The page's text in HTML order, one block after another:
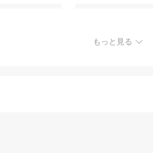
もっと見る